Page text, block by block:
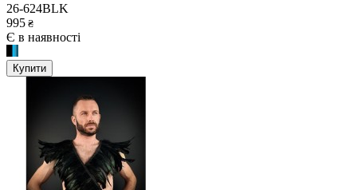
26-624BLK
995 ₴
Є в наявності
Купити